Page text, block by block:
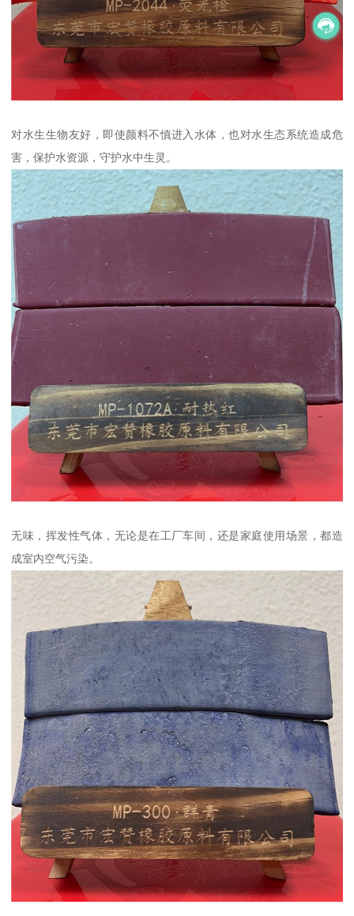
对水生生物友好，即使颜料不慎进入水体，也对水生态系统造成危
害，保护水资源，守护水中生灵。
无味，挥发性气体，无论是在工厂车间，还是家庭使用场景，都造
成室内空气污染。